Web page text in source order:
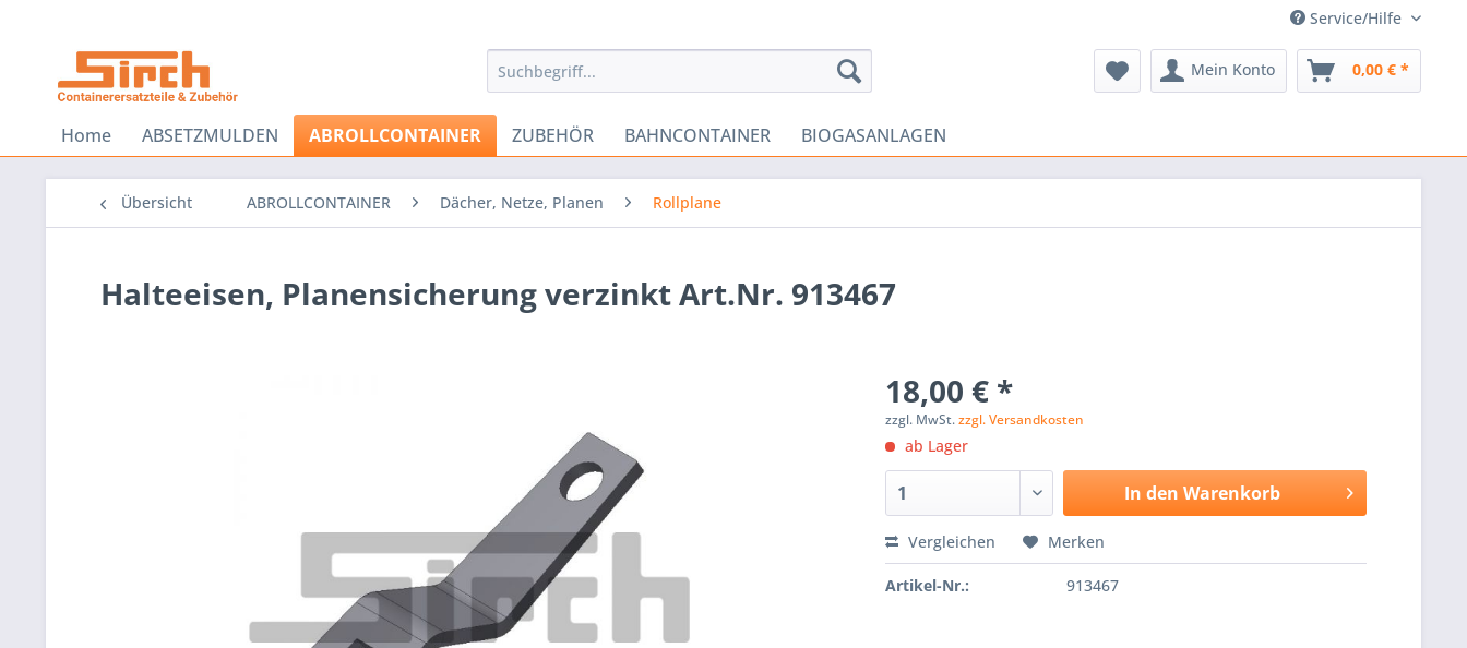
Service/Hilfe
Mein Konto 0,00 € *
Home ABSETZMULDEN ABROLLCONTAINER ZUBEHÖR BAHNCONTAINER BIOGASANLAGEN
Übersicht ABROLLCONTAINER Dächer, Netze, Planen Rollplane
Halteeisen, Planensicherung verzinkt Art.Nr. 913467
18,00 € *
zzgl. MwSt.zzgl. Versandkosten
ab Lager
In den Warenkorb
Vergleichen Merken
Artikel-Nr.: 913467